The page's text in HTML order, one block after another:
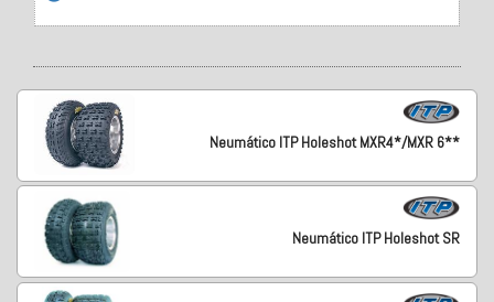
Neumático ITP Holeshot MXR4*/MXR 6**
Neumático ITP Holeshot SR